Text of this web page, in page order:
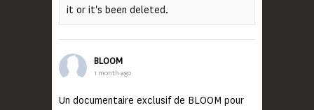
it or it's been deleted.
BLOOM
1 month ago
Un documentaire exclusif de BLOOM pour